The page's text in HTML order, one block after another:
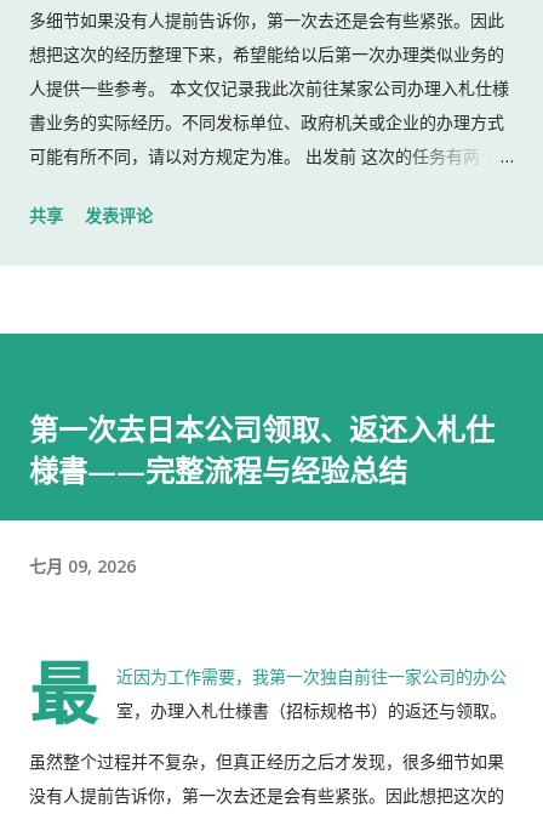
多细节如果没有人提前告诉你，第一次去还是会有些紧张。因此
想把这次的经历整理下来，希望能给以后第一次办理类似业务的
人提供一些参考。 本文仅记录我此次前往某家公司办理入札仕様
書业务的实际经历。不同发标单位、政府机关或企业的办理方式
可能有所不同，请以对方规定为准。 出发前 这次的任务有两个：
入札仕様書 名片 当时我认为这样就足够了。 后来才发现，还有
工作人员确认后，很快帮我打开了大门。 进入办公室 进入办公室
后，我向工作人员简单打了招呼： お世話になっております。 随
给工作人员，返还手续就结束了。 实际上并不是。 工作人员告诉
的。 这一点如果第一次办理，很容易忽略。 领取新的入札仕様書
完成返还手续后，工作人员把新的入札仕様書交给了我。 就在这
过一次。 因此，我误以为之后领取新的入札仕様書时，就不需要
再携带了。 工作人员告诉我： 資格証明書并不是第一次提交之后
共享 发表评论
第一次去日本公司领取、返还入札仕
様書——完整流程与经验总结
七月 09, 2026
最
近因为工作需要，我第一次独自前往一家公司的办公
室，办理入札仕様書（招标规格书）的返还与领取。
虽然整个过程并不复杂，但真正经历之后才发现，很多细节如果
没有人提前告诉你，第一次去还是会有些紧张。因此想把这次的